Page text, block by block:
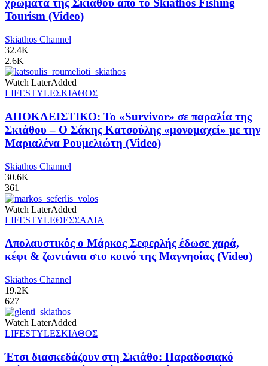
χρώματα της Σκιάθου από το Skiathos Fishing
Tourism (Video)
Skiathos Channel
32.4K
2.6K
Watch LaterAdded
LIFESTYLEΣΚΙΑΘΟΣ
ΑΠΟΚΛΕΙΣΤΙΚΟ: Το «Survivor» σε παραλία της
Σκιάθου – Ο Σάκης Κατσούλης «μονομαχεί» με την
Μαριαλένα Ρουμελιώτη (Video)
Skiathos Channel
30.6K
361
Watch LaterAdded
LIFESTYLEΘΕΣΣΑΛΙΑ
Απολαυστικός ο Μάρκος Σεφερλής έδωσε χαρά,
κέφι & ζωντάνια στο κοινό της Μαγνησίας (Video)
Skiathos Channel
19.2K
627
Watch LaterAdded
LIFESTYLEΣΚΙΑΘΟΣ
Έτσι διασκεδάζουν στη Σκιάθο: Παραδοσιακό